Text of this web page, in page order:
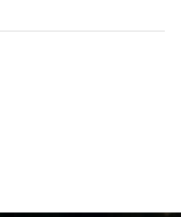
27 X 81.8 JCB 14
H-65мм, FL1310Z14